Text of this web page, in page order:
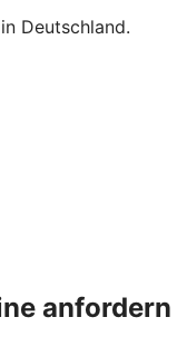
Deutschland.
anfordern